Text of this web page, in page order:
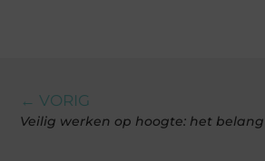
← VORIG
Veilig werken op hoogte: het